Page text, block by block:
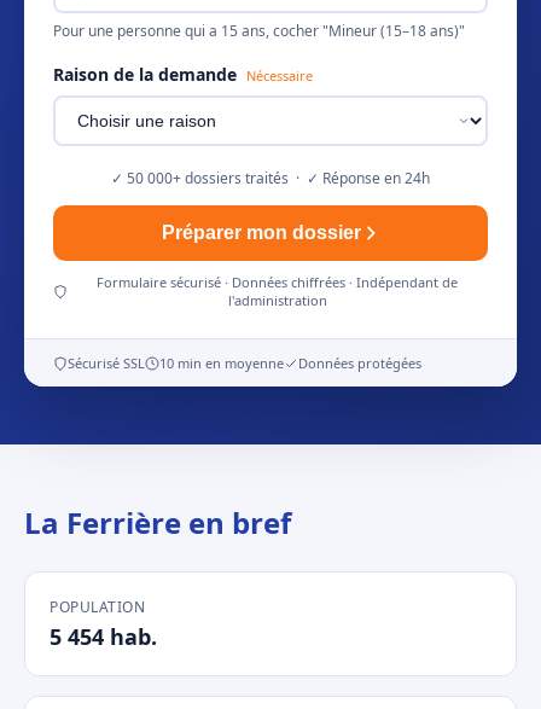
Pour une personne qui a 15 ans, cocher "Mineur (15–18 ans)"
Raison de la demande Nécessaire
✓ 50 000+ dossiers traités · ✓ Réponse en 24h
Préparer mon dossier
Formulaire sécurisé · Données chiffrées · Indépendant de
l'administration
Sécurisé SSL 10 min en moyenne Données protégées
La Ferrière en bref
POPULATION
5 454 hab.